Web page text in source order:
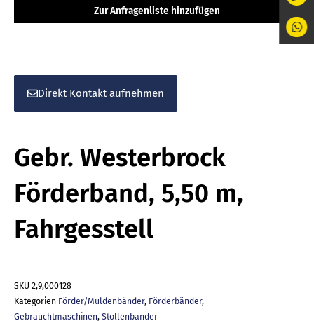
5,50
Menge
Zur Anfragenliste hinzufügen
Direkt Kontakt aufnehmen
Gebr. Westerbrock
Förderband, 5,50 m,
Fahrgesstell
SKU 2,9,000128
Kategorien Förder/Muldenbänder, Förderbänder,
Gebrauchtmaschinen, Stollenbänder